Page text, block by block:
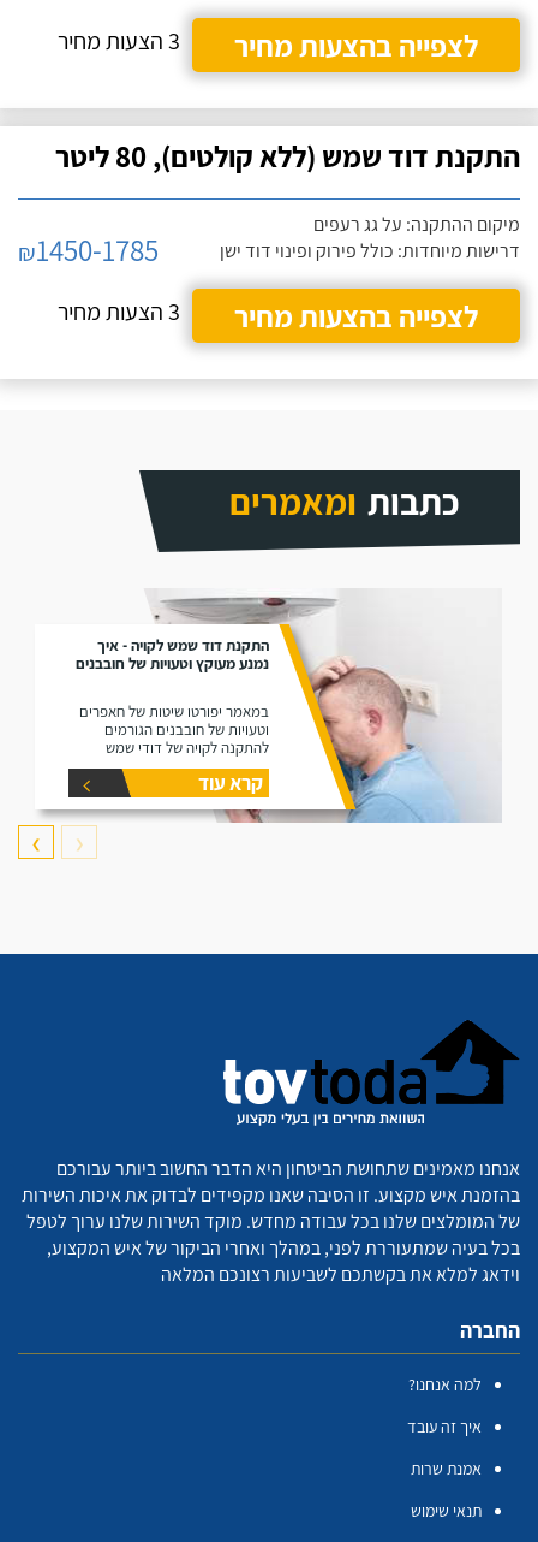
לצפייה בהצעות מחיר
3 הצעות מחיר
התקנת דוד שמש (ללא קולטים), 80 ליטר
מיקום ההתקנה: על גג רעפים
דרישות מיוחדות: כולל פירוק ופינוי דוד ישן
₪1450-1785
לצפייה בהצעות מחיר
3 הצעות מחיר
כתבות ומאמרים
התקנת דוד שמש לקויה - איך
נמנע מעוקץ וטעויות של חובבנים
במאמר יפורטו שיטות של חאפרים
וטעויות של חובבנים הגורמים
להתקנה לקויה של דודי שמש
קרא עוד
❮
❯
אנחנו מאמינים שתחושת הביטחון היא הדבר החשוב ביותר עבורכם
בהזמנת איש מקצוע. זו הסיבה שאנו מקפידים לבדוק את איכות השירות
של המומלצים שלנו בכל עבודה מחדש. מוקד השירות שלנו ערוך לטפל
בכל בעיה שמתעוררת לפני, במהלך ואחרי הביקור של איש המקצוע,
וידאג למלא את בקשתכם לשביעות רצונכם המלאה
החברה
למה אנחנו?
איך זה עובד
אמנת שרות
תנאי שימוש